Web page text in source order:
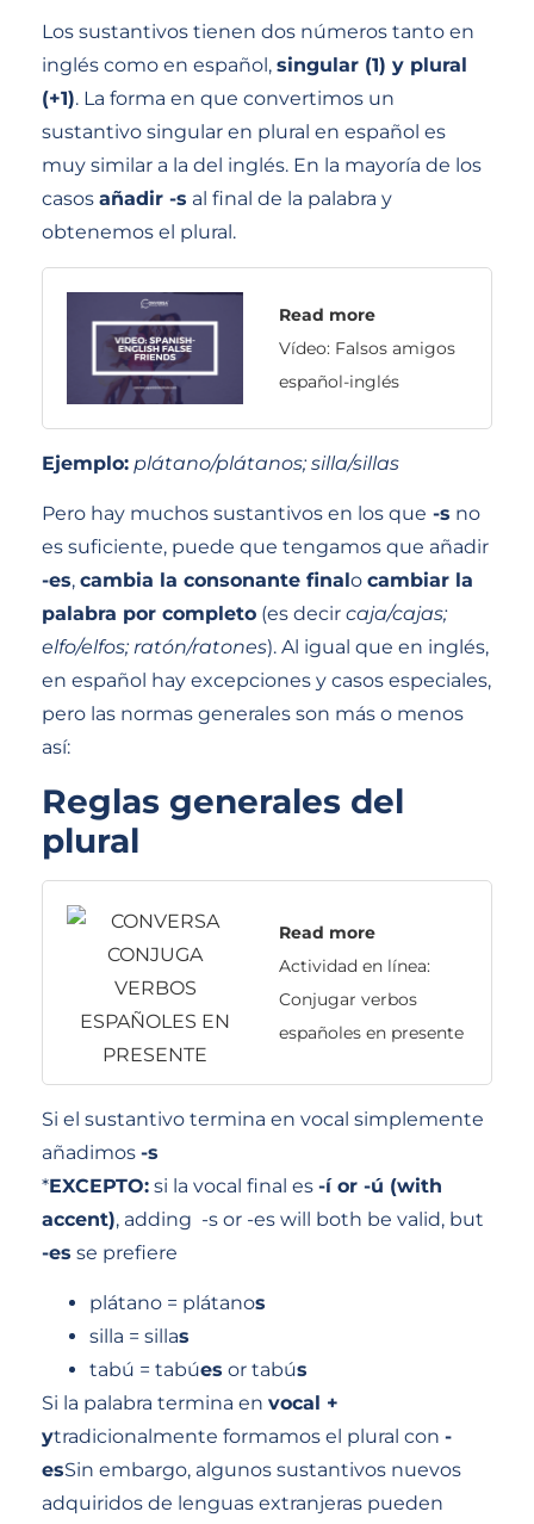
Los sustantivos tienen dos números tanto en
inglés como en español, singular (1) y plural
(+1). La forma en que convertimos un
sustantivo singular en plural en español es
muy similar a la del inglés. En la mayoría de los
casos añadir -s al final de la palabra y
obtenemos el plural.
Read more
Vídeo: Falsos amigos
español-inglés
Ejemplo: plátano/plátanos; silla/sillas
Pero hay muchos sustantivos en los que -s no
es suficiente, puede que tengamos que añadir
-es, cambia la consonante finalo cambiar la
palabra por completo (es decir caja/cajas;
elfo/elfos; ratón/ratones). Al igual que en inglés,
en español hay excepciones y casos especiales,
pero las normas generales son más o menos
así:
Reglas generales del
plural
Read more
Actividad en línea:
Conjugar verbos
españoles en presente
Si el sustantivo termina en vocal simplemente
añadimos -s
*EXCEPTO: si la vocal final es -í or -ú (with
accent), adding -s or -es will both be valid, but
-es se prefiere
plátano = plátanos
silla = sillas
tabú = tabúes or tabús
Si la palabra termina en vocal +
ytradicionalmente formamos el plural con -
esSin embargo, algunos sustantivos nuevos
adquiridos de lenguas extranjeras pueden